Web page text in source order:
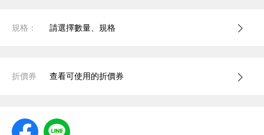
規格： 請選擇數量、規格
折價券 查看可使用的折價券